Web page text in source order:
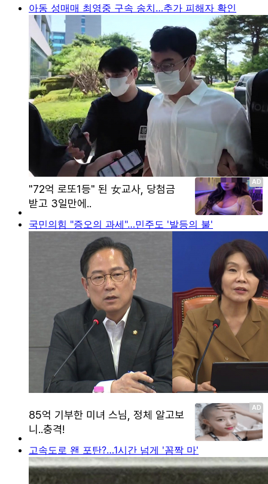
아동 성매매 최영중 구속 송치…추가 피해자 확인
국민의힘 "증오의 과세"…민주도 '발등의 불'
고속도로 왠 포탄?…1시간 넘게 '꼼짝 마'